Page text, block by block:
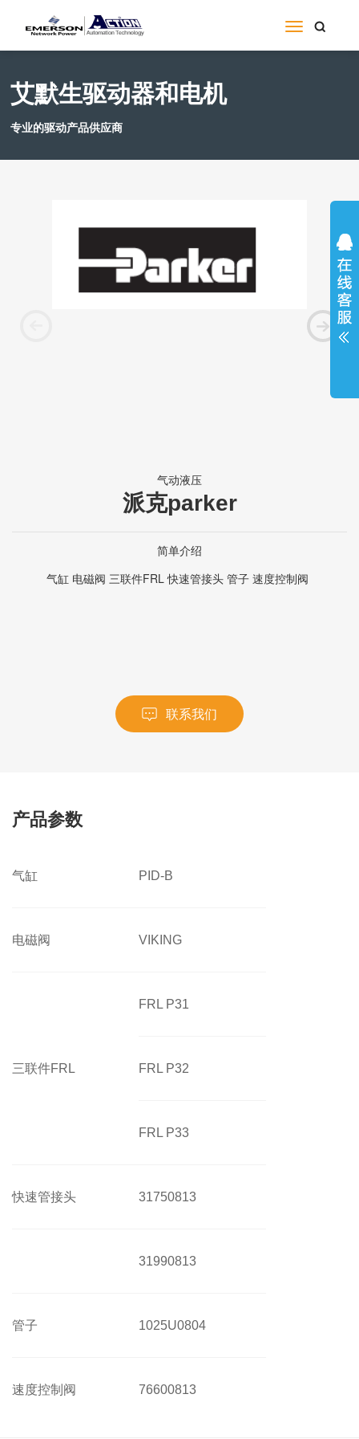
艾默生驱动器和电机
专业的驱动产品供应商
气动液压
派克parker
简单介绍
气缸 电磁阀 三联件FRL 快速管接头 管子 速度控制阀
联系我们
产品参数
气缸 PID-B
电磁阀 VIKING
三联件FRL
FRL P31
FRL P32
FRL P33
快速管接头 31750813
31990813
管子 1025U0804
速度控制阀 76600813